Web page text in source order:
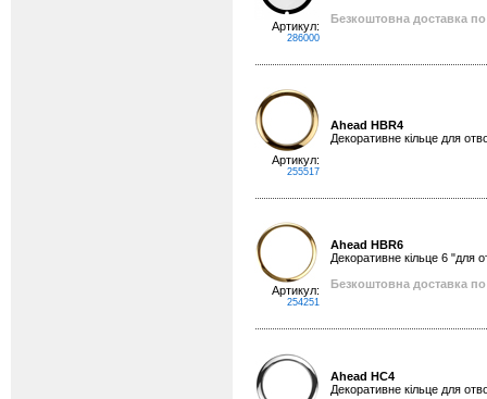
Артикул:
286000
Безкоштовна доставка по
Артикул:
255517
Ahead HBR4
Декоративне кільце для
Артикул:
254251
Ahead HBR6
Декоративне кільце 6 "для
Безкоштовна доставка по
Ahead HC4
Декоративне кільце для